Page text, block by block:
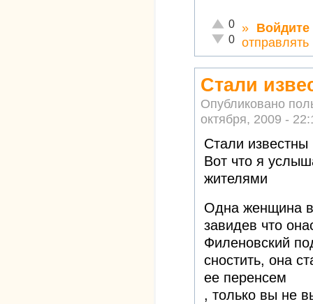
Отлично!
0
Неадекватно!
0
» Войдите
Стали
Опубликовано
октября, 2009 -
Стали известны
Вот что я
жителями
Одна женщина
завидев что
Филеновский
сностить, она
ее перенсем
, только вы не